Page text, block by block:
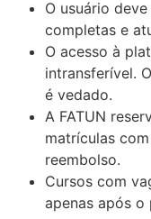
O usuário
completas e
O acesso à
intransferível.
é vedado.
A FATUN
matrículas
reembolso.
Cursos com
apenas após